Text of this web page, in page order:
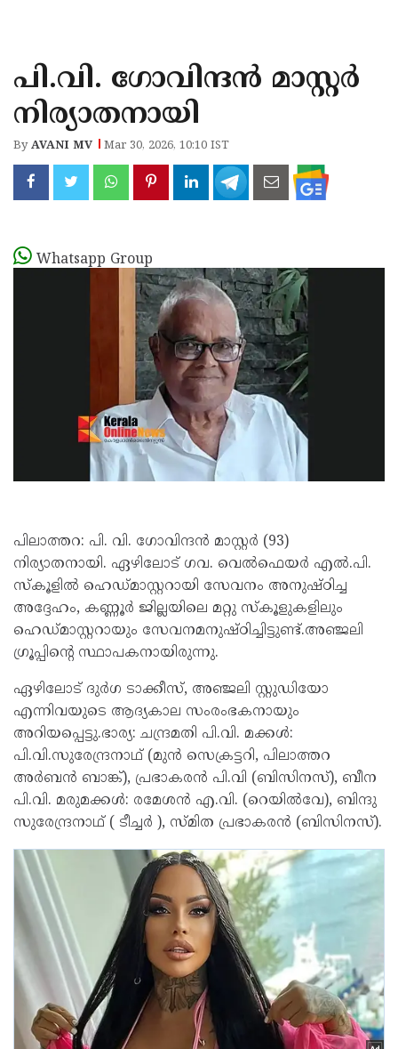
KANNUR
KASARAGOD
പി.വി. ഗോവിന്ദൻ മാസ്റ്റർ
നിര്യാതനായി
ByAVANI MV Mar 30, 2026, 10:10 IST
Whatsapp Group
പിലാത്തറ: പി. വി. ഗോവിന്ദൻ മാസ്റ്റർ (93)
നിര്യാതനായി. ഏഴിലോട് ഗവ. വെൽഫെയർ എൽ.പി.
സ്കൂളിൽ ഹെഡ്മാസ്റ്ററായി സേവനം അനുഷ്ഠിച്ച
അദ്ദേഹം, കണ്ണൂർ ജില്ലയിലെ മറ്റു സ്കൂളുകളിലും
ഹെഡ്മാസ്റ്ററായും സേവനമനുഷ്ഠിച്ചിട്ടുണ്ട്.അഞ്ജലി
ഗ്രൂപ്പിന്റെ സ്ഥാപകനായിരുന്നു.
ഏഴിലോട് ദുർഗ ടാക്കീസ്, അഞ്ജലി സ്റ്റുഡിയോ
എന്നിവയുടെ ആദ്യകാല സംരംഭകനായും
അറിയപ്പെട്ടു.ഭാര്യ: ചന്ദ്രമതി പി.വി. മക്കൾ:
പി.വി.സുരേന്ദ്രനാഥ് (മുൻ സെക്രട്ടറി, പിലാത്തറ
അർബൻ ബാങ്ക്), പ്രഭാകരൻ പി.വി (ബിസിനസ്), ബീന
പി.വി. മരുമക്കൾ: രമേശൻ എ.വി. (റെയിൽവേ), ബിന്ദു
സുരേന്ദ്രനാഥ് ( ടീച്ചർ ), സ്മിത പ്രഭാകരൻ (ബിസിനസ്).